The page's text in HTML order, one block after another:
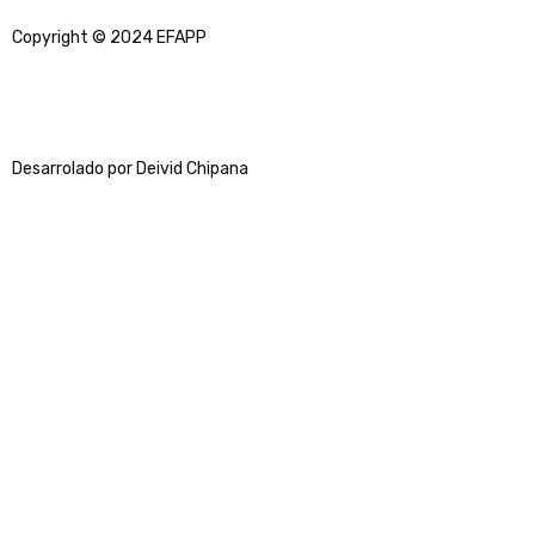
Copyright © 2024 EFAPP
Desarrolado por Deivid Chipana